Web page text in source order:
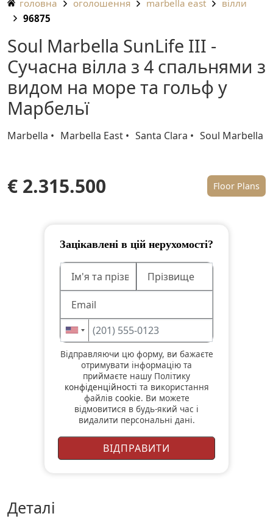
головна оголошення marbella east
вілли
96875
Soul Marbella SunLife III -
Сучасна вілла з 4 спальнями з
видом на море та гольф у
Марбельї
Marbella Marbella East Santa Clara Soul Marbella
€ 2.315.500 Floor Plans
Зацікавлені в цій нерухомості?
Відправляючи цю форму, ви бажаєте
отримувати інформацію та
приймаєте нашу Політику
конфіденційності та використання
файлів cookie. Ви можете
відмовитися в будь-який час і
видалити персональні дані.
деталі